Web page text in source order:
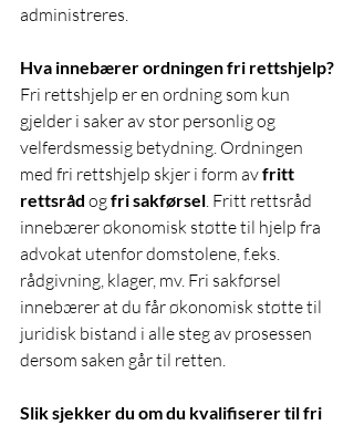
administreres.
Hva innebærer ordningen fri rettshjelp?
Fri rettshjelp er en ordning som kun
gjelder i saker av stor personlig og
velferdsmessig betydning. Ordningen
med fri rettshjelp skjer i form av fritt
rettsråd og fri sakførsel. Fritt rettsråd
innebærer økonomisk støtte til hjelp fra
advokat utenfor domstolene, f.eks.
rådgivning, klager, mv. Fri sakførsel
innebærer at du får økonomisk støtte til
juridisk bistand i alle steg av prosessen
dersom saken går til retten.
Slik sjekker du om du kvalifiserer til fri